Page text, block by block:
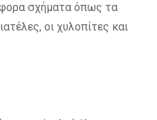
σχήματα όπως τα
οι χυλοπίτες και